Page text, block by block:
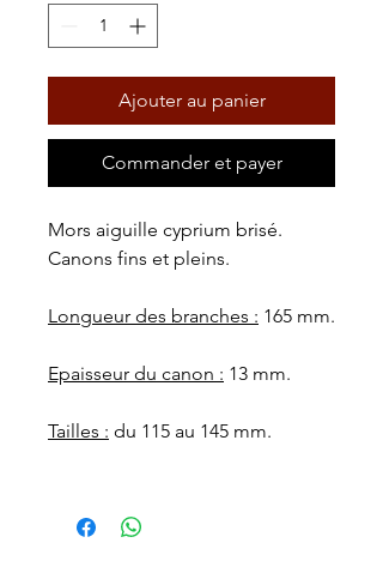
Ajouter au panier
Commander et payer
Mors aiguille cyprium brisé.
Canons fins et pleins.
Longueur des branches : 165 mm.
Epaisseur du canon : 13 mm.
Tailles : du 115 au 145 mm.